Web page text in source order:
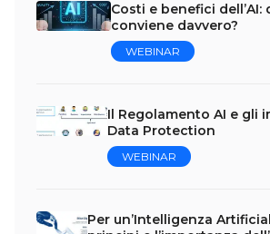
Costi e benefici dell’AI:
conviene davvero?
WEBINAR
Il Regolamento AI e gli
Data Protection
WEBINAR
Per un’Intelligenza